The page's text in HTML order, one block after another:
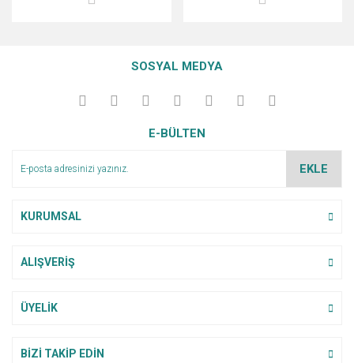
SOSYAL MEDYA
E-BÜLTEN
EKLE
KURUMSAL
ALIŞVERİŞ
ÜYELİK
BİZİ TAKİP EDİN